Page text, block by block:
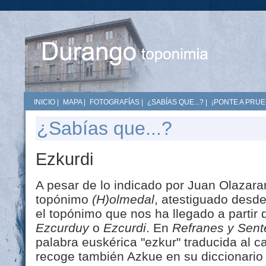
INICIO MAPA| FOTOGRAFÍAS ¿SABÍAS QUE...? ¡PONTE A
¿Sabías que...?
Ezkurdi
A pesar de lo indicado por Juan
topónimo (H)olmedal, atestiguado
el topónimo que nos ha llegado a partir
Ezcurduyo Ezcurdi. En Refranes y
palabra euskérica "ezkur" traducida al
recoge también Azkue en su